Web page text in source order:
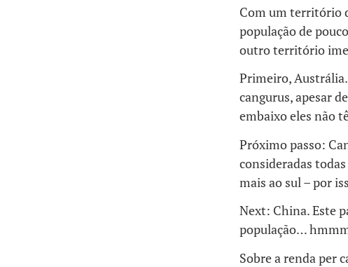
Com um território
população de
outro território
Primeiro, Austrália.
cangurus, apesar
embaixo eles não
Próximo passo:
consideradas
mais ao sul – por
Next: China. Este
população…
Sobre a renda per